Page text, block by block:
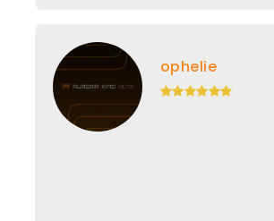
ophelie